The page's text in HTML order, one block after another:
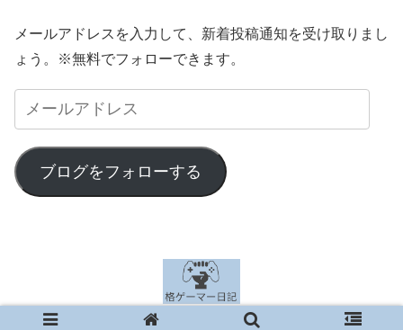
メールアドレスを入力して、新着投稿通知を受け取りまし
ょう。※無料でフォローできます。
ブログをフォローする